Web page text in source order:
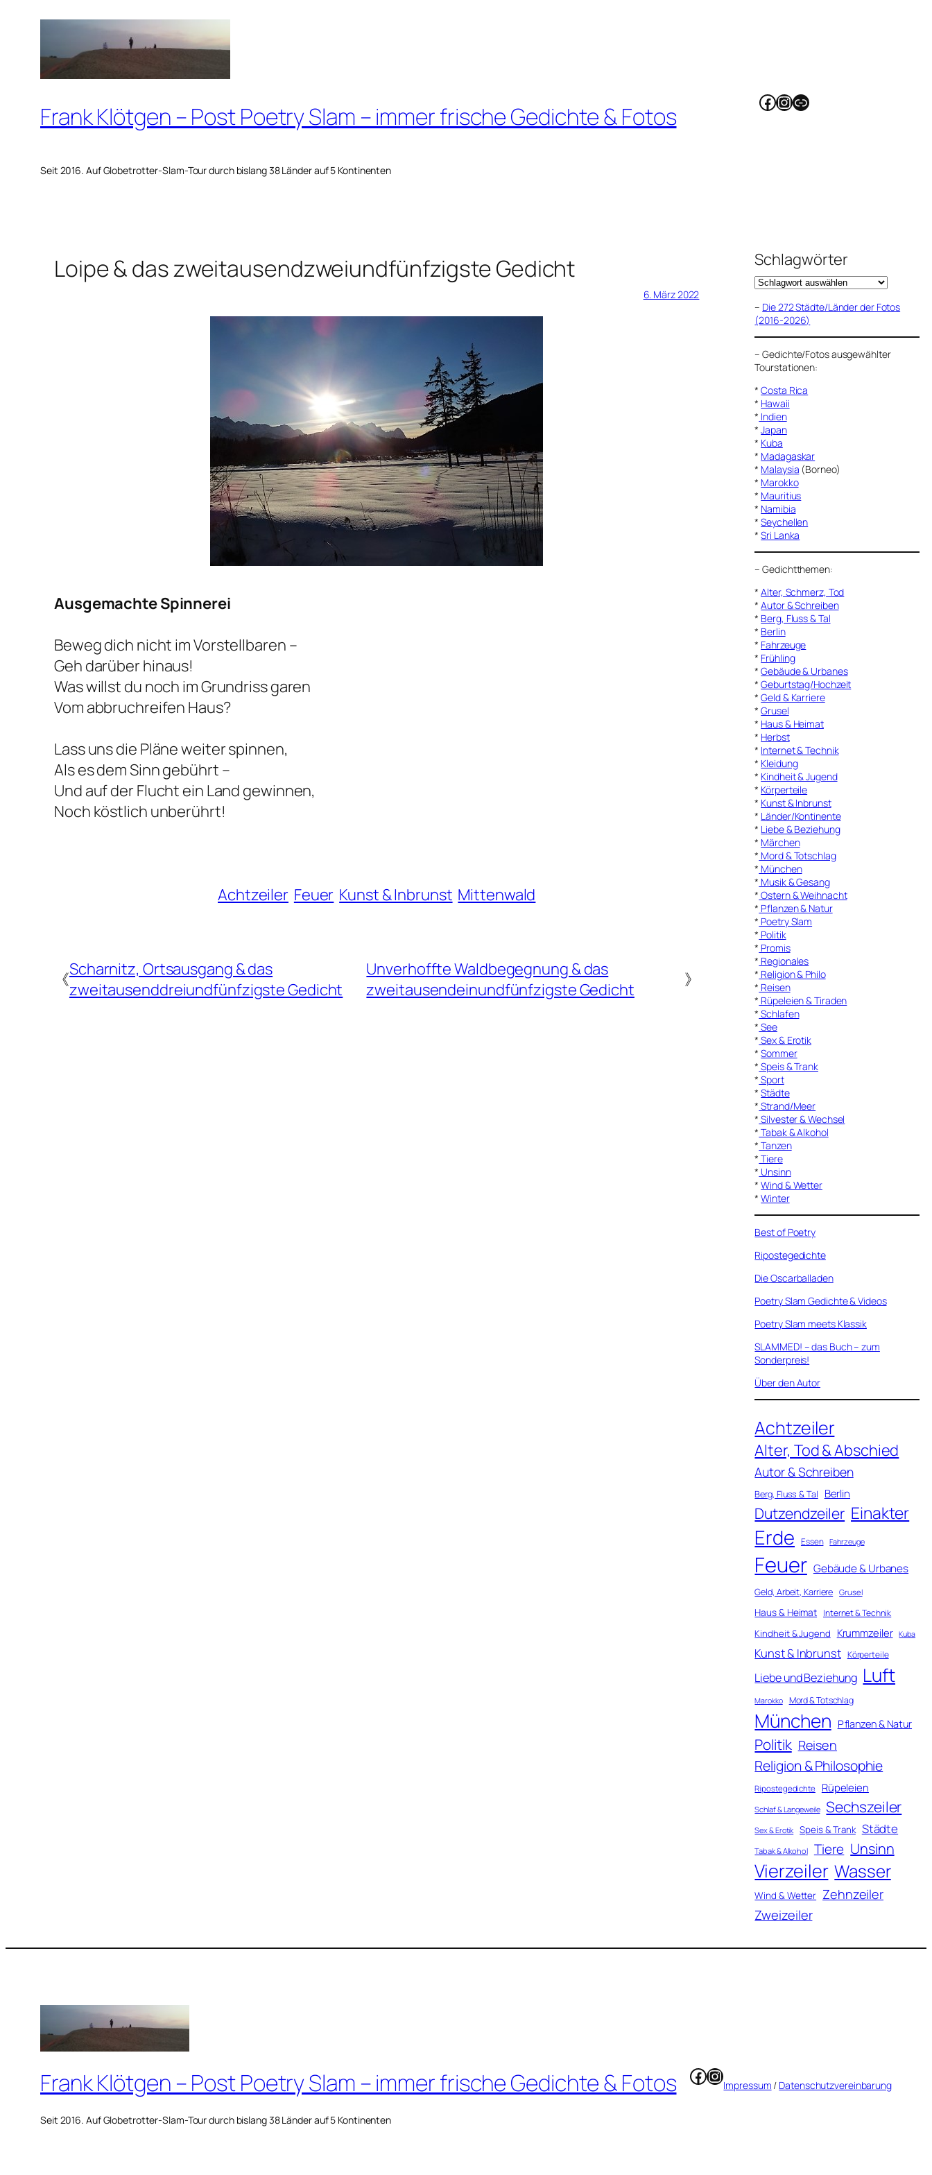
springen
Frank Klötgen – Post Poetry Slam – immer frische Gedichte & Fotos
Seit 2016. Auf Globetrotter-Slam-Tour durch bislang 38 Länder auf 5 Kontinenten
Facebook
Instagram
Link
Loipe & das zweitausendzweiundfünfzigste Gedicht
6. März 2022
Ausgemachte Spinnerei
Beweg dich nicht im Vorstellbaren –
Geh darüber hinaus!
Was willst du noch im Grundriss garen
Vom abbruchreifen Haus?
Lass uns die Pläne weiter spinnen,
Als es dem Sinn gebührt –
Und auf der Flucht ein Land gewinnen,
Noch köstlich unberührt!
Achtzeiler Feuer Kunst & Inbrunst Mittenwald
《Scharnitz, Ortsausgang & das
zweitausenddreiundfünfzigste Gedicht
Unverhoffte Waldbegegnung & das
zweitausendeinundfünfzigste Gedicht
》
Schlagwörter
– Die 272 Städte/Länder der Fotos
(2016-2026)
–Gedichte/Fotos ausgewählter
Tourstationen:
*Costa Rica
* Hawaii
* Indien
*Japan
* Kuba
* Madagaskar
* Malaysia (Borneo)
* Marokko
* Mauritius
* Namibia
*Seychellen
*Sri Lanka
–Gedichtthemen:
*Alter, Schmerz, Tod
*Autor & Schreiben
* Berg, Fluss & Tal
* Berlin
* Fahrzeuge
* Frühling
*Gebäude & Urbanes
*Geburtstag/Hochzeit
*Geld & Karriere
*Grusel
* Haus & Heimat
* Herbst
* Internet & Technik
* Kleidung
* Kindheit & Jugend
* Körperteile
* Kunst & Inbrunst
* Länder/Kontinente
* Liebe & Beziehung
* Märchen
* Mord & Totschlag
* München
* Musik & Gesang
* Ostern & Weihnacht
* Pflanzen & Natur
* Poetry Slam
* Politik
* Promis
* Regionales
* Religion & Philo
* Reisen
* Rüpeleien & Tiraden
* Schlafen
* See
* Sex & Erotik
*Sommer
* Speis & Trank
* Sport
*Städte
* Strand/Meer
* Silvester & Wechsel
* Tabak & Alkohol
* Tanzen
* Tiere
* Unsinn
*Wind & Wetter
*Winter
Best of Poetry
Ripostegedichte
Die Oscarballaden
Poetry Slam Gedichte & Videos
Poetry Slam meets Klassik
SLAMMED! – das Buch – zum
Sonderpreis!
Über den Autor
Achtzeiler
Alter, Tod & Abschied
Autor & Schreiben
Berg, Fluss & Tal Berlin
Dutzendzeiler Einakter
Erde Essen Fahrzeuge
Feuer Gebäude & Urbanes
Geld, Arbeit, Karriere Grusel
Haus & Heimat Internet & Technik
Kindheit & Jugend Krummzeiler Kuba
Kunst & Inbrunst Körperteile
Liebe und Beziehung Luft
Marokko Mord & Totschlag
München Pflanzen & Natur
Politik Reisen
Religion & Philosophie
Ripostegedichte Rüpeleien
Schlaf & Langeweile Sechszeiler
Sex & Erotik Speis & Trank Städte
Tabak & Alkohol Tiere Unsinn
Vierzeiler Wasser
Wind & Wetter Zehnzeiler
Zweizeiler
Frank Klötgen – Post Poetry Slam – immer frische Gedichte & Fotos
Seit 2016. Auf Globetrotter-Slam-Tour durch bislang 38 Länder auf 5 Kontinenten
Facebook
Instagram
Impressum / Datenschutzvereinbarung